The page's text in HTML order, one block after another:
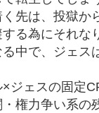
先は、投獄か
る為にそれな
中で、ジェス
×ジェスの固定
権力争い系の